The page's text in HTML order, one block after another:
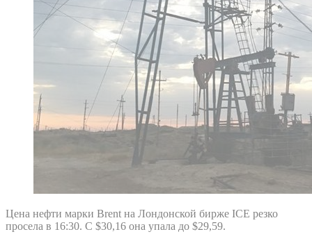
Цена нефти марки Brent на Лондонской бирже ICE резко
просела в 16:30. С $30,16 она упала до $29,59.